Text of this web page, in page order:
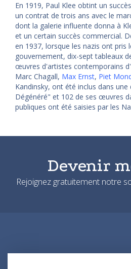
En 1919, Paul Klee obtint un
un contrat de trois ans avec le
dont la galerie influente donna à
et un certain succès commercial.
en 1937, lorsque les nazis ont pris
gouvernement, dix-sept tableaux
œuvres d'artistes contemporains
Marc Chagall, Max Ernst, Piet
Kandinsky, ont été inclus dans
Dégénéré" et 102 de ses œuvres
publiques ont été saisies par les
Devenir
Rejoignez gratuitement notre